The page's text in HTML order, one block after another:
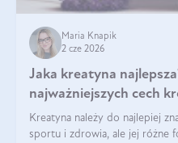
Maria Knapik
2 cze 2026
Jaka kreatyna
najważniejszych cech
Kreatyna należy do najlepiej
sportu i zdrowia, ale jej różne